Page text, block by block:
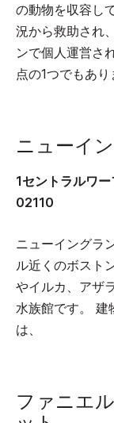
の動物を収容し
況から救助され
ンで個人運営さ
点の1つでもあり
ニューイ
1セントラルワ
02110
ニューイングラ
ル近くのボスト
やイルカ、アザ
水族館です。 建
は、
ファニエ